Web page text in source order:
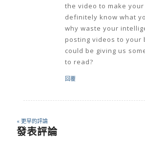
the video to make your
definitely know what
why waste your
posting videos to your
could be giving us
to read?
回覆
« 更早的評論
發表評論